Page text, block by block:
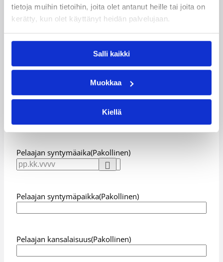
tietoja muihin tietoihin, joita olet antanut heille tai joita on
kerätty, kun olet käyttänyt heidän palvelujaan.
Salli kaikki
Muokkaa
Kiellä
Pelaajan tiedot
Etunimi
Pelaajan syntymäaika(Pakollinen)
Pelaajan syntymäpaikka(Pakollinen)
Pelaajan kansalaisuus(Pakollinen)